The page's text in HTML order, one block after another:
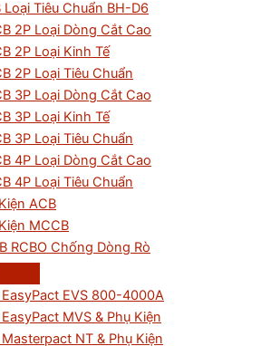
Loại Tiêu Chuẩn BH-D6
2P Loại Dòng Cắt Cao
2P Loại Kinh Tế
2P Loại Tiêu Chuẩn
3P Loại Dòng Cắt Cao
3P Loại Kinh Tế
3P Loại Tiêu Chuẩn
4P Loại Dòng Cắt Cao
4P Loại Tiêu Chuẩn
ACB
MCCB
RCBO Chống Dòng Rò
EasyPact EVS 800-4000A
MVS & Phụ Kiện
NT & Phụ Kiện